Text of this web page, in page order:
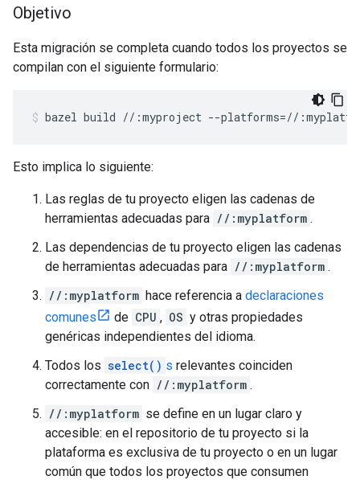
Objetivo
Esta migración se completa cuando todos los proyectos se
compilan con el siguiente formulario:
bazel build //:myproject --platforms=//
Esto implica lo siguiente:
Las reglas de tu proyecto eligen las cadenas de
herramientas adecuadas para //:myplatform .
Las dependencias de tu proyecto eligen las cadenas
de herramientas adecuadas para //:myplatform .
//:myplatform hace referencia a declaraciones
comunes
de CPU , OS y otras propiedades
genéricas independientes del idioma.
Todos los select() s relevantes coinciden
correctamente con //:myplatform .
//:myplatform se define en un lugar claro y
accesible: en el repositorio de tu proyecto si la
plataforma es exclusiva de tu proyecto o en un lugar
común que todos los proyectos que consumen